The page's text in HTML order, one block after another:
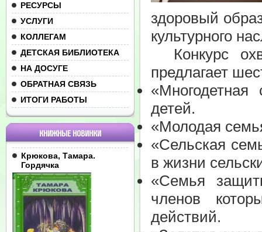
РЕСУРСЫ
УСЛУГИ
КОЛЛЕГАМ
ДЕТСКАЯ БИБЛИОТЕКА
НА ДОСУГЕ
ОБРАТНАЯ СВЯЗЬ
ИТОГИ РАБОТЫ
КНИЖНЫЕ НОВИНКИ
Крюкова, Тамара.
Гордячка
здоровый
культурного
Конкурс
предлагает
детей.
«Молодая
«Сельская
в жизни
«Семья
членов
действий.